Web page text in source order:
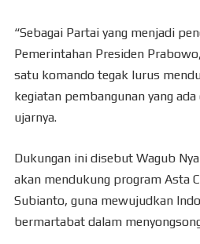
“Sebagai Partai yang menjadi
Pemerintahan Presiden
satu komando tegak lurus
kegiatan pembangunan yang
ujarnya.
Dukungan ini disebut Wagub
akan mendukung program Asta
Subianto, guna mewujudkan
bermartabat dalam